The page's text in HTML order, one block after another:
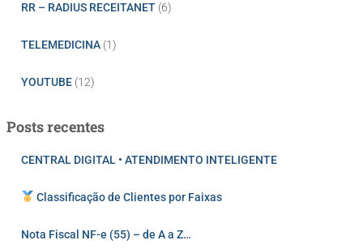
RR – RADIUS RECEITANET (6)
TELEMEDICINA (1)
YOUTUBE (12)
Posts recentes
CENTRAL DIGITAL • ATENDIMENTO INTELIGENTE
Classificação de Clientes por Faixas
Nota Fiscal NF-e (55) – de A a Z…